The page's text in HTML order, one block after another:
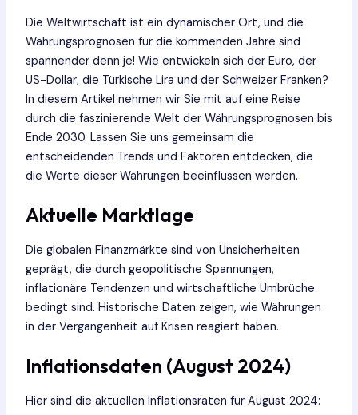
Die Weltwirtschaft ist ein dynamischer Ort, und die
Währungsprognosen für die kommenden Jahre sind
spannender denn je! Wie entwickeln sich der Euro, der
US-Dollar, die Türkische Lira und der Schweizer Franken?
In diesem Artikel nehmen wir Sie mit auf eine Reise
durch die faszinierende Welt der Währungsprognosen bis
Ende 2030. Lassen Sie uns gemeinsam die
entscheidenden Trends und Faktoren entdecken, die
die Werte dieser Währungen beeinflussen werden.
Aktuelle Marktlage
Die globalen Finanzmärkte sind von Unsicherheiten
geprägt, die durch geopolitische Spannungen,
inflationäre Tendenzen und wirtschaftliche Umbrüche
bedingt sind. Historische Daten zeigen, wie Währungen
in der Vergangenheit auf Krisen reagiert haben.
Inflationsdaten (August 2024)
Hier sind die aktuellen Inflationsraten für August 2024: